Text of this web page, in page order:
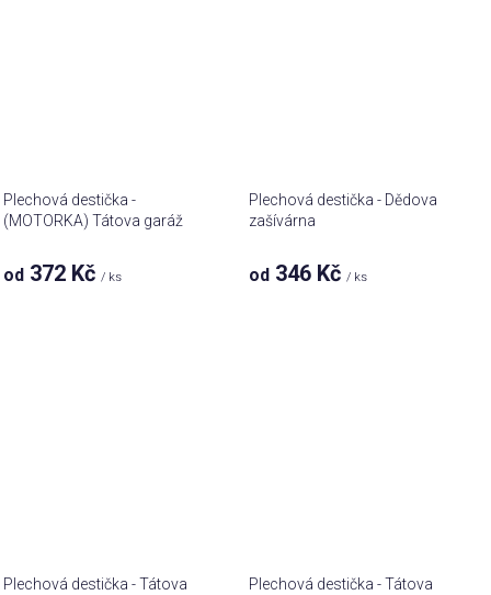
Plechová destička -
(MOTORKA) Tátova garáž
od 372 Kč / ks
Plechová destička - Dědova
zašívárna
od 346 Kč / ks
Plechová destička - Tátova
Plechová destička - Tátova